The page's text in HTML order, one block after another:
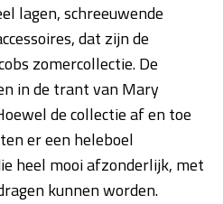
lagen, schreeuwende
dat zijn de
zomercollectie. De
in de trant van Mary
de collectie af en toe
er een heleboel
heel mooi afzonderlijk, met
kunnen worden.